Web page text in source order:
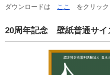
ダウンロードは ここ をクリック
20周年記念 壁紙普通サ